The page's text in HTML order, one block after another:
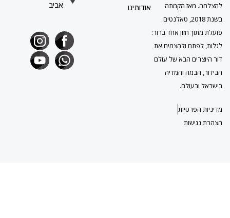
הקמתה
בשנת 2018, טאלנטים
חזון אחד ברור:
ולהצמיח את
הבא של עולם
והמדיה
אודותינו